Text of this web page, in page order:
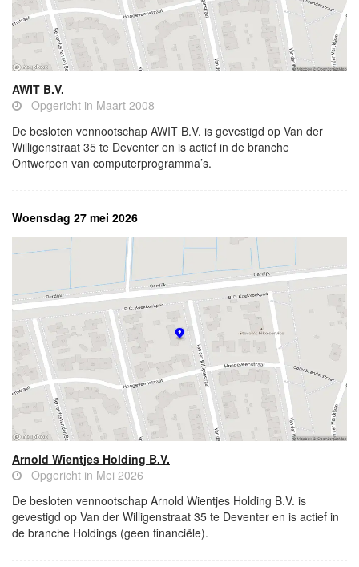
AWIT B.V.
Opgericht in Maart 2008
De besloten vennootschap AWIT B.V. is gevestigd op Van der
Willigenstraat 35 te Deventer en is actief in de branche
Ontwerpen van computerprogramma’s.
Woensdag 27 mei 2026
Arnold Wientjes Holding B.V.
Opgericht in Mei 2026
De besloten vennootschap Arnold Wientjes Holding B.V. is
gevestigd op Van der Willigenstraat 35 te Deventer en is actief in
de branche Holdings (geen financiële).